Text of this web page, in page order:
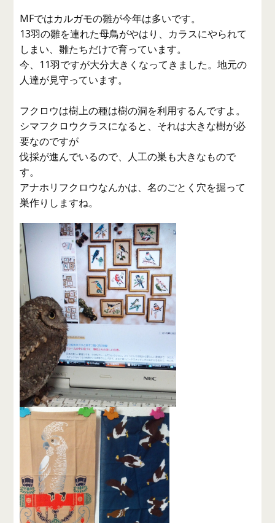
MFではカルガモの雛が今年は多いです。
13羽の雛を連れた母鳥がやはり、カラスにやられて
しまい、雛たちだけで育っています。
今、11羽ですが大分大きくなってきました。地元の
人達が見守っています。
フクロウは樹上の種は樹の洞を利用するんですよ。
シマフクロウクラスになると、それは大きな樹が必
要なのですが
伐採が進んでいるので、人工の巣も大きなもので
す。
アナホリフクロウなんかは、名のごとく穴を掘って
巣作りしますね。